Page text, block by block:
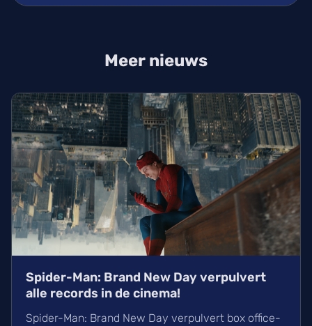
Meer nieuws
Spider-Man: Brand New Day verpulvert
alle records in de cinema!
Spider-Man: Brand New Day verpulvert box office-